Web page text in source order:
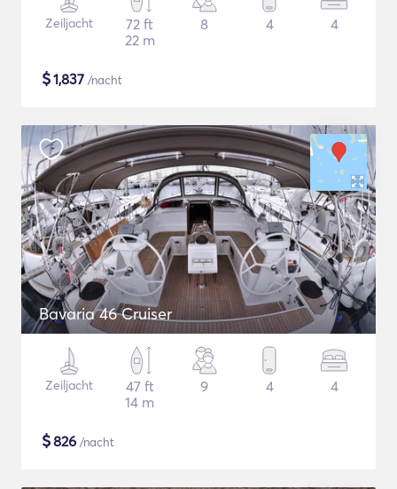
Zeiljacht
72 ft
22 m
8 4 4
$1,837 /nacht
Bavaria 46 Cruiser
Zeiljacht
47 ft
14 m
9 4 4
$826 /nacht